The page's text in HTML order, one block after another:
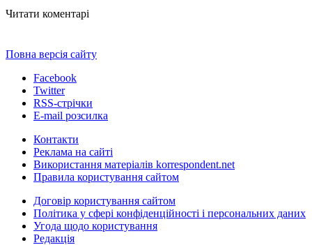
Читати коментарі
Повна версія сайту
Facebook
Twitter
RSS-стрічки
E-mail розсилка
Контакти
Реклама на сайті
Використання матеріалів korrespondent.net
Правила користування сайтом
Договір користування сайтом
Політика у сфері конфіденційності і персональних даних
Угода щодо користування
Редакція